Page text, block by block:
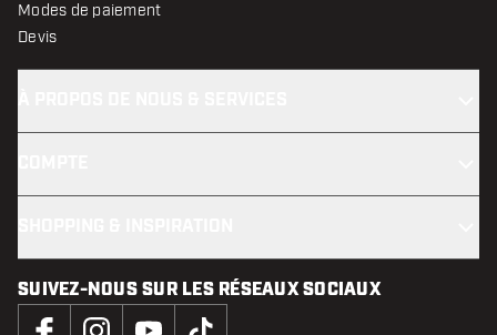
Modes de paiement
Devis
SUIVEZ-NOUS SUR LES RÉSEAUX SOCIAUX